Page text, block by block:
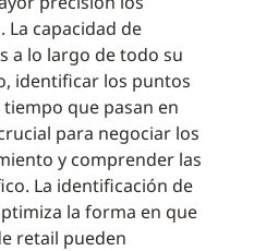
La capacidad de
a lo largo de todo su
identificar los puntos
que pasan en
para negociar los
y comprender las
La identificación de
la forma en que
retail pueden